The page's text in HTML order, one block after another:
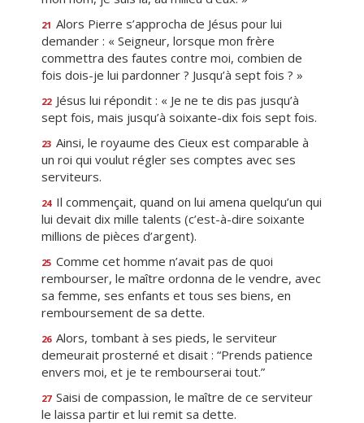
21 Alors Pierre s’approcha de Jésus pour lui
demander : « Seigneur, lorsque mon frère
commettra des fautes contre moi, combien de
fois dois-je lui pardonner ? Jusqu’à sept fois ? »
22 Jésus lui répondit : « Je ne te dis pas jusqu’à
sept fois, mais jusqu’à soixante-dix fois sept fois.
23 Ainsi, le royaume des Cieux est comparable à
un roi qui voulut régler ses comptes avec ses
serviteurs.
24 Il commençait, quand on lui amena quelqu’un qui
lui devait dix mille talents (c’est-à-dire soixante
millions de pièces d’argent).
25 Comme cet homme n’avait pas de quoi
rembourser, le maître ordonna de le vendre, avec
sa femme, ses enfants et tous ses biens, en
remboursement de sa dette.
26 Alors, tombant à ses pieds, le serviteur
demeurait prosterné et disait : “Prends patience
envers moi, et je te rembourserai tout.”
27 Saisi de compassion, le maître de ce serviteur
le laissa partir et lui remit sa dette.